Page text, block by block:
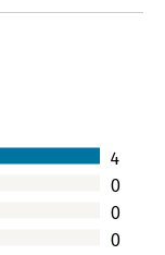
4
0
0
0